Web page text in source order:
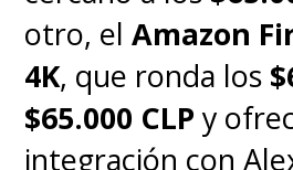
otro, elAmazon
4K, que ronda los
$65.000 CLP y
integración con